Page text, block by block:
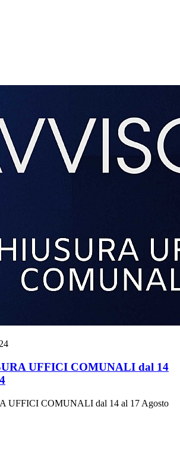
UFFICI COMUNALI dal 14
UFFICI COMUNALI dal 14 al 17 Agosto